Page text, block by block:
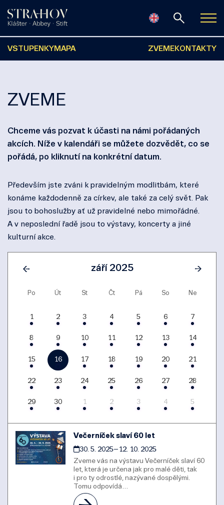
VSTUPENKY MAPA ZVEME KONTAKTY
ZVEME
Chceme vás pozvat k účasti na námi pořádaných
akcích. Níže v kalendáři se můžete dozvědět, co se
pořádá, po kliknutí na konkrétní datum.
Především jste zváni k pravidelným modlitbám, které
konáme každodenně za církev, ale také za celý svět. Pak
jsou to bohoslužby ať už pravidelné nebo mimořádné.
A v neposlední řadě jsou to výstavy, koncerty a jiné
kulturní akce.
září 2025
Po Út St Čt Pá So Ne
1 2 3 4 5 6 7
8 9 10 11 12 13 14
15 16 17 18 19 20 21
22 23 24 25 26 27 28
29 30 1 2 3 4 5
Večerníček slaví 60 let
30. 5. 2025– 12. 10. 2025
Zveme vás na výstavu Večerníček slaví 60
let, která je určena jak pro malé děti, tak
i pro ty odrostlé, nazývané dospělými.
Tomu odpovídá…